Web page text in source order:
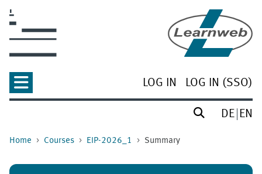
LOG IN LOG IN (SSO)
DE EN
Home Courses EIP-2026_1 Summary